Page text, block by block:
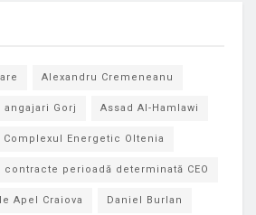
Alexandru Cremeneanu
angajari Gorj Assad Al-Hamlawi
Complexul Energetic Oltenia
contracte perioadă determinată CEO
Apel Craiova Daniel Burlan